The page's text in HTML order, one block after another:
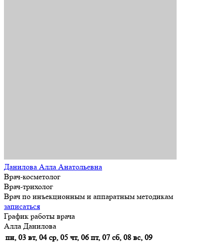
Данилова Алла Анатольевна
Врач-косметолог
Врач-трихолог
Врач по инъекционным и аппаратным методикам
записаться
График работы врача
Алла Данилова
пн, 03 вт, 04 ср, 05 чт, 06 пт, 07 сб, 08 вс, 09